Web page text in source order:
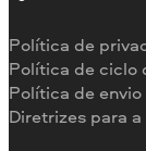
Por que
Para o
Política de
Política de ciclo
Política de
Diretrizes para